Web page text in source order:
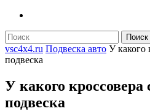
КНОПКА
Найти:
vsc4x4.ru Подвеска авто У какого
подвеска
У какого кроссовера
подвеска